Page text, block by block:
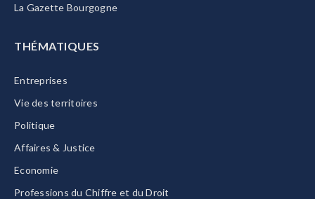
La Gazette Bourgogne
THÉMATIQUES
Entreprises
Vie des territoires
Politique
Affaires & Justice
Economie
Professions du Chiffre et du Droit